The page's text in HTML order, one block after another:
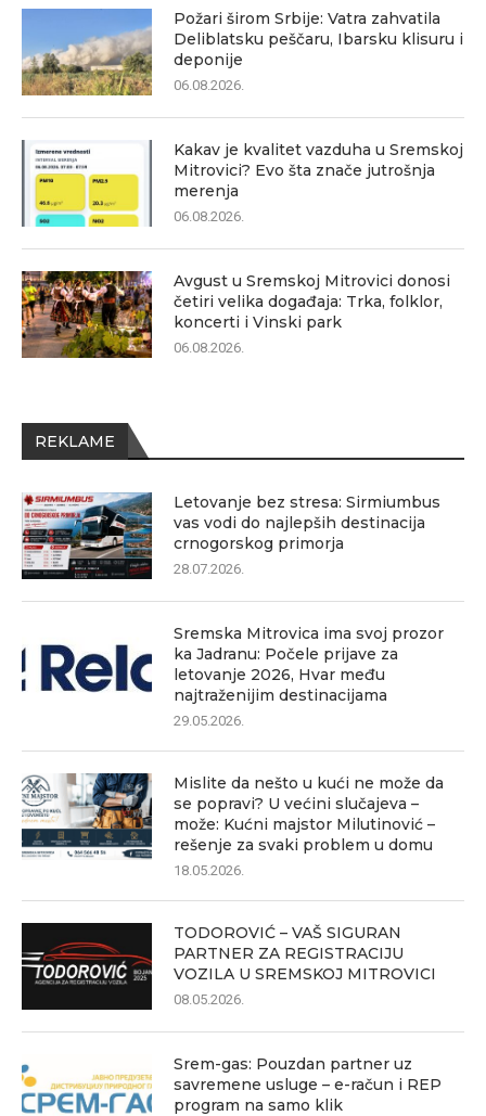
Požari širom Srbije: Vatra zahvatila
Deliblatsku peščaru, Ibarsku klisuru i
deponije
06.08.2026.
Kakav je kvalitet vazduha u Sremskoj
Mitrovici? Evo šta znače jutrošnja
merenja
06.08.2026.
Avgust u Sremskoj Mitrovici donosi
četiri velika događaja: Trka, folklor,
koncerti i Vinski park
06.08.2026.
REKLAME
Letovanje bez stresa: Sirmiumbus
vas vodi do najlepših destinacija
crnogorskog primorja
28.07.2026.
Sremska Mitrovica ima svoj prozor
ka Jadranu: Počele prijave za
letovanje 2026, Hvar među
najtraženijim destinacijama
29.05.2026.
Mislite da nešto u kući ne može da
se popravi? U većini slučajeva –
može: Kućni majstor Milutinović –
rešenje za svaki problem u domu
18.05.2026.
TODOROVIĆ – VAŠ SIGURAN
PARTNER ZA REGISTRACIJU
VOZILA U SREMSKOJ MITROVICI
08.05.2026.
Srem-gas: Pouzdan partner uz
savremene usluge – e-račun i REP
program na samo klik